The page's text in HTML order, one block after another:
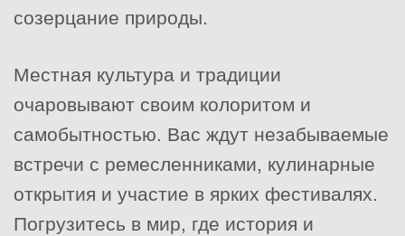
созерцание природы.
Местная культура и традиции
очаровывают своим колоритом и
самобытностью. Вас ждут незабываемые
встречи с ремесленниками, кулинарные
открытия и участие в ярких фестивалях.
Погрузитесь в мир, где история и